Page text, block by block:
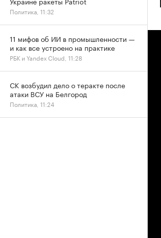
Политика, 11:32
11 мифов об ИИ в промышленности —
и как все устроено на практике
РБК и Yandex Cloud, 11:28
СК возбудил дело о теракте после
атаки ВСУ на Белгород
Политика, 11:24